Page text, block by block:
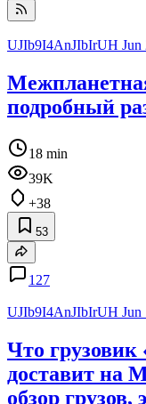
UJIb9I4AnJIbIrUH Jun
подробный
18 min
39K
+38
53
127
UJIb9I4AnJIbIrUH Jun
Что
доставит на
обзор грузов,